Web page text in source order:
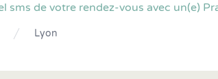
sms de votre rendez-vous avec un(e)
Lyon